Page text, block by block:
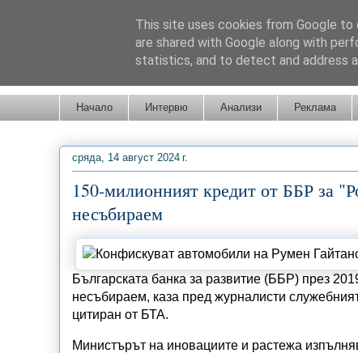
Начало Интервю Анализи Реклама
сряда, 14 август 2024 г.
150-милионният кредит от ББР за
несъбираем
Българската банка за развитие (ББР) през
несъбираем, каза пред журналисти
цитиран от БТА.
Министърът на иновациите и растежа
This site uses cookies from Google to
are shared with Google along with
statistics, and to detect and address